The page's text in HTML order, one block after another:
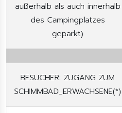
außerhalb als auch innerhalb
des Campingplatzes
geparkt)
BESUCHER: ZUGANG ZUM
SCHIMMBAD_ERWACHSENE(*)